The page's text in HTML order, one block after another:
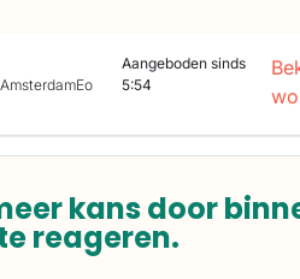
Aangeboden sinds
5:54
kans door
reageren.